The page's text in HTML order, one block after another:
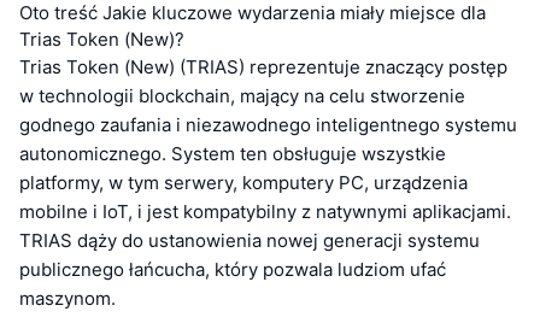
Oto treść Jakie kluczowe wydarzenia miały miejsce dla
Trias Token (New)?
Trias Token (New) (TRIAS) reprezentuje znaczący postęp
w technologii blockchain, mający na celu stworzenie
godnego zaufania i niezawodnego inteligentnego systemu
autonomicznego. System ten obsługuje wszystkie
platformy, w tym serwery, komputery PC, urządzenia
mobilne i IoT, i jest kompatybilny z natywnymi aplikacjami.
TRIAS dąży do ustanowienia nowej generacji systemu
publicznego łańcucha, który pozwala ludziom ufać
maszynom.